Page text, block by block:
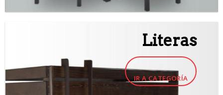
Literas
IR A CATEGORÍA